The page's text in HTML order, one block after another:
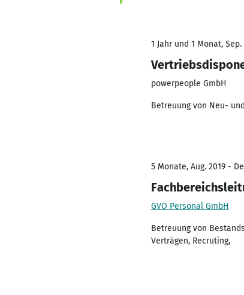
1 Jahr und 1 Monat,
powerpeople GmbH
Betreuung von Neu-
5 Monate, Aug. 2019 -
GVO Personal GmbH
Betreuung von
Verträgen, Recruting,